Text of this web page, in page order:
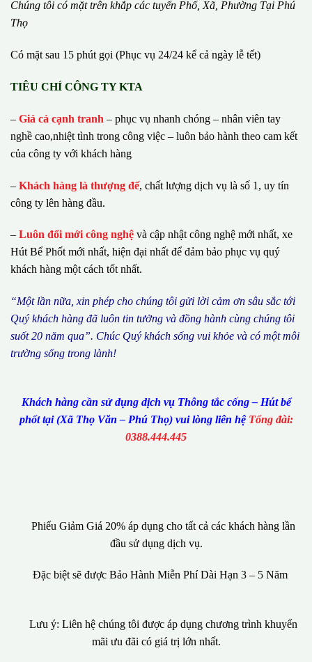
Chúng tôi có mặt trên khắp các tuyến Phố, Xã, Phường Tại Phú
Thọ
Có mặt sau 15 phút gọi (Phục vụ 24/24 kể cả ngày lễ tết)
TIÊU CHÍ CÔNG TY KTA
– Giá cả cạnh tranh – phục vụ nhanh chóng – nhân viên tay
nghề cao,nhiệt tình trong công việc – luôn bảo hành theo cam kết
của công ty với khách hàng
– Khách hàng là thượng đế, chất lượng dịch vụ là số 1, uy tín
công ty lên hàng đầu.
– Luôn đổi mới công nghệ và cập nhật công nghệ mới nhất, xe
Hút Bể Phốt mới nhất, hiện đại nhất để đảm bảo phục vụ quý
khách hàng một cách tốt nhất.
“Một lần nữa, xin phép cho chúng tôi gửi lời cảm ơn sâu sắc tới
Quý khách hàng đã luôn tin tưởng và đồng hành cùng chúng tôi
suốt 20 năm qua”. Chúc Quý khách sống vui khỏe và có một môi
trường sống trong lành!
Khách hàng cần sử dụng dịch vụ Thông tắc cống – Hút bể
phốt tại (Xã Thọ Văn – Phú Thọ) vui lòng liên hệ Tổng đài:
0388.444.445